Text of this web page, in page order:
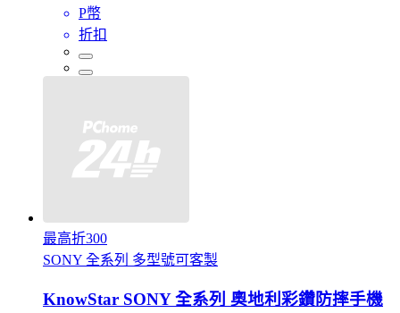
P幣
折扣
最高折300
SONY 全系列 多型號可客製
KnowStar SONY 全系列 奧地利彩鑽防摔手機